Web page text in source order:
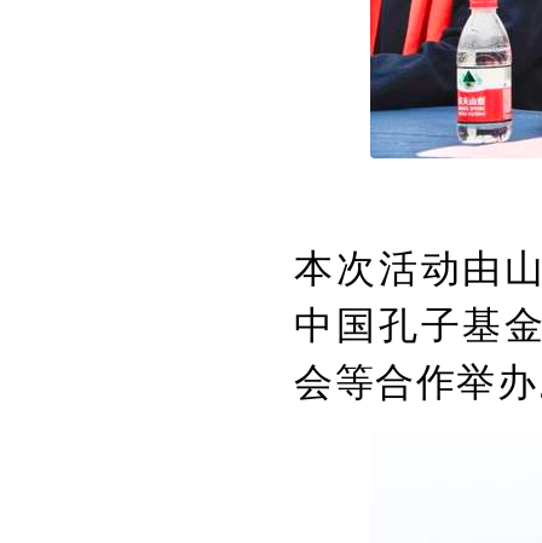
本次活动由
中国孔子基
会等合作举